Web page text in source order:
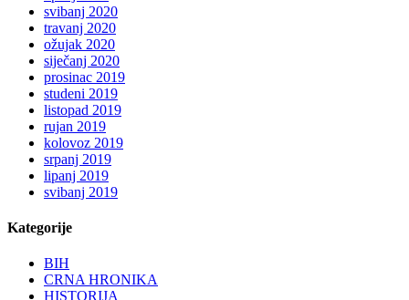
svibanj 2020
travanj 2020
ožujak 2020
siječanj 2020
prosinac 2019
studeni 2019
listopad 2019
rujan 2019
kolovoz 2019
srpanj 2019
lipanj 2019
svibanj 2019
Kategorije
BIH
CRNA HRONIKA
HISTORIJA